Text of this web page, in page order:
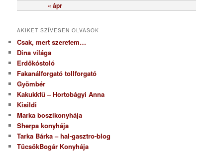
« ápr
AKIKET SZÍVESEN OLVASOK
Csak, mert szeretem…
Dina világa
Erdőkóstoló
Fakanálforgató tollforgató
Gyömbér
Kakukkfű – Hortobágyi Anna
Kisildi
Marka boszikonyhája
Sherpa konyhája
Tarka Bárka – hal-gasztro-blog
TücsökBogár Konyhája